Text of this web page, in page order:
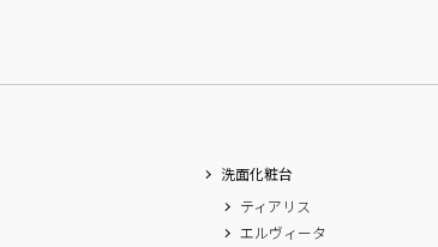
洗面化粧台
ティアリス
エルヴィータ